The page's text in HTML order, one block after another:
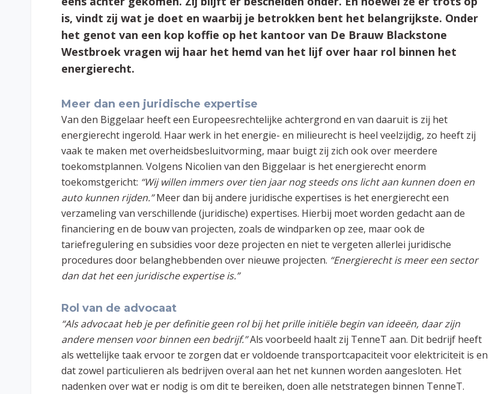
is, vindt zij wat je doet en waarbij je betrokken bent het belangrijkste. Onder
het genot van een kop koffie op het kantoor van De Brauw Blackstone
Westbroek vragen wij haar het hemd van het lijf over haar rol binnen het
energierecht.
Meer dan een juridische expertise
Van den Biggelaar heeft een Europeesrechtelijke achtergrond en van daaruit is zij het
energierecht ingerold. Haar werk in het energie- en milieurecht is heel veelzijdig, zo heeft zij
vaak te maken met overheidsbesluitvorming, maar buigt zij zich ook over meerdere
toekomstplannen. Volgens Nicolien van den Biggelaar is het energierecht enorm
toekomstgericht: “Wij willen immers over tien jaar nog steeds ons licht aan kunnen doen en
auto kunnen rijden.”Meer dan bij andere juridische expertises is het energierecht een
verzameling van verschillende (juridische) expertises. Hierbij moet worden gedacht aan de
financiering en de bouw van projecten, zoals de windparken op zee, maar ook de
tariefregulering en subsidies voor deze projecten en niet te vergeten allerlei juridische
procedures door belanghebbenden over nieuwe projecten. “Energierecht is meer een sector
dan dat het een juridische expertise is.”
Rol van de advocaat
“Als advocaat heb je per definitie geen rol bij het prille initiële begin van ideeën, daar zijn
andere mensen voor binnen een bedrijf.”Als voorbeeld haalt zij TenneT aan. Dit bedrijf heeft
als wettelijke taak ervoor te zorgen dat er voldoende transportcapaciteit voor elektriciteit is en
dat zowel particulieren als bedrijven overal aan het net kunnen worden aangesloten. Het
nadenken over wat er nodig is om dit te bereiken, doen alle netstrategen binnen TenneT.